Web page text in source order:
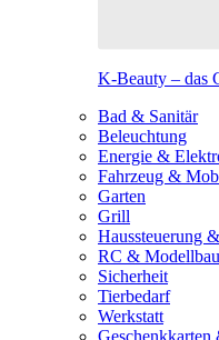
K-Beauty – das
Bad & Sanitär
Beleuchtung
Energie &
Fahrzeug &
Garten
Grill
Haussteuerung
RC & Modellbau
Sicherheit
Tierbedarf
Werkstatt
Geschenkkarten